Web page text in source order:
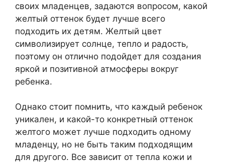
своих младенцев, задаются вопросом, какой
желтый оттенок будет лучше всего
подходить их детям. Желтый цвет
символизирует солнце, тепло и радость,
поэтому он отлично подойдет для создания
яркой и позитивной атмосферы вокруг
ребенка.
Однако стоит помнить, что каждый ребенок
уникален, и какой-то конкретный оттенок
желтого может лучше подходить одному
младенцу, но не быть таким подходящим
для другого. Все зависит от тепла кожи и